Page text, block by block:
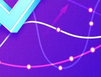
80 000 биткойнов за
средств пользователей на
PoR) — это независимый
хранитель